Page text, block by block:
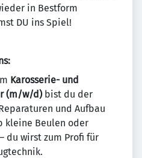
in Bestform
DU ins Spiel!
Karosserie- und
(m/w/d)bist du der
und Aufbau
kleine Beulen oder
du wirst zum Profi für